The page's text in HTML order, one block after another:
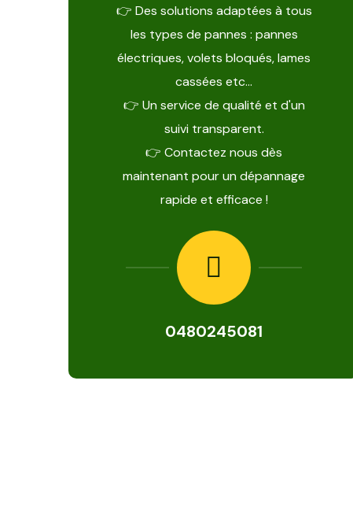
👉 Des solutions adaptées à tous
les types de pannes : pannes
électriques, volets bloqués, lames
cassées etc…
👉 Un service de qualité et d'un
suivi transparent.
👉 Contactez nous dès
maintenant pour un dépannage
rapide et efficace !
0480245081